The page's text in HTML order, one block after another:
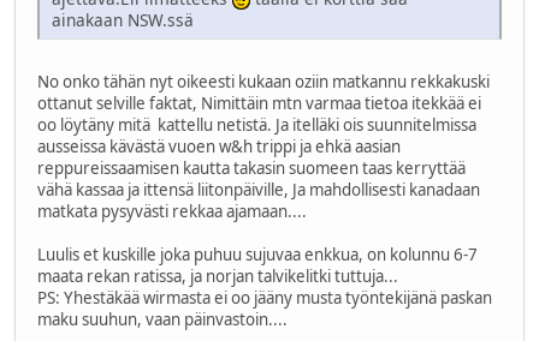
ainakaan NSW.ssä
No onko tähän nyt oikeesti kukaan oziin matkannu rekkakuski
ottanut selville faktat, Nimittäin mtn varmaa tietoa itekkää ei
oo löytäny mitä kattellu netistä. Ja itelläki ois suunnitelmissa
ausseissa kävästä vuoen w&h trippi ja ehkä aasian
reppureissaamisen kautta takasin suomeen taas kerryttää
vähä kassaa ja ittensä liitonpäiville, Ja mahdollisesti kanadaan
matkata pysyvästi rekkaa ajamaan....
Luulis et kuskille joka puhuu sujuvaa enkkua, on kolunnu 6-7
maata rekan ratissa, ja norjan talvikelitki tuttuja...
PS: Yhestäkää wirmasta ei oo jääny musta työntekijänä paskan
maku suuhun, vaan päinvastoin....